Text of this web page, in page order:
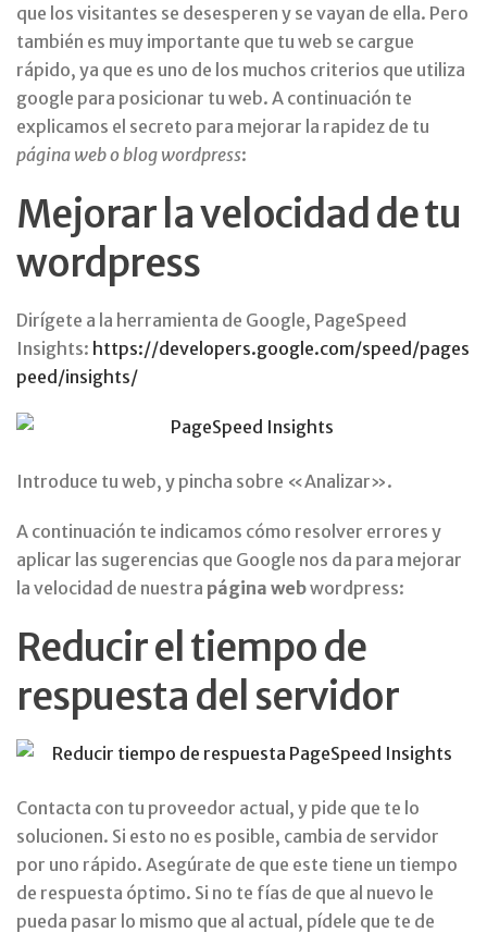
que los visitantes se desesperen y se vayan de ella. Pero
también es muy importante que tu web se cargue
rápido, ya que es uno de los muchos criterios que utiliza
google para posicionar tu web. A continuación te
explicamos el secreto para mejorar la rapidez de tu
página web o blog wordpress:
Mejorar la velocidad de tu
wordpress
Dirígete a la herramienta de Google, PageSpeed
Insights: https://developers.google.com/speed/pages
peed/insights/
Introduce tu web, y pincha sobre «Analizar».
A continuación te indicamos cómo resolver errores y
aplicar las sugerencias que Google nos da para mejorar
la velocidad de nuestra página webwordpress:
Reducir el tiempo de
respuesta del servidor
Contacta con tu proveedor actual, y pide que te lo
solucionen. Si esto no es posible, cambia de servidor
por uno rápido. Asegúrate de que este tiene un tiempo
de respuesta óptimo. Si no te fías de que al nuevo le
pueda pasar lo mismo que al actual, pídele que te de